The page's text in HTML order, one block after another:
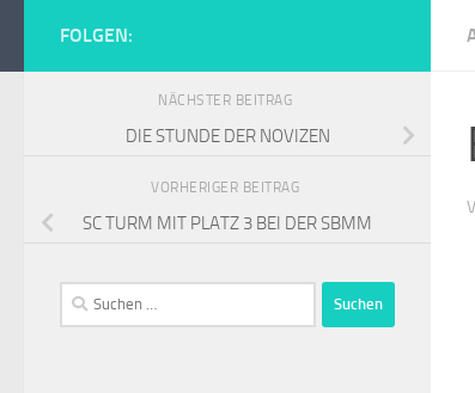
Zum Inhalt springen
Schachclub
FOLGEN:
NÄCHSTER BEITRAG
DIE STUNDE DER NOVIZEN
VORHERIGER BEITRAG
SC TURM MIT PLATZ 3 BEI DER SBMM
Suchen
nach: